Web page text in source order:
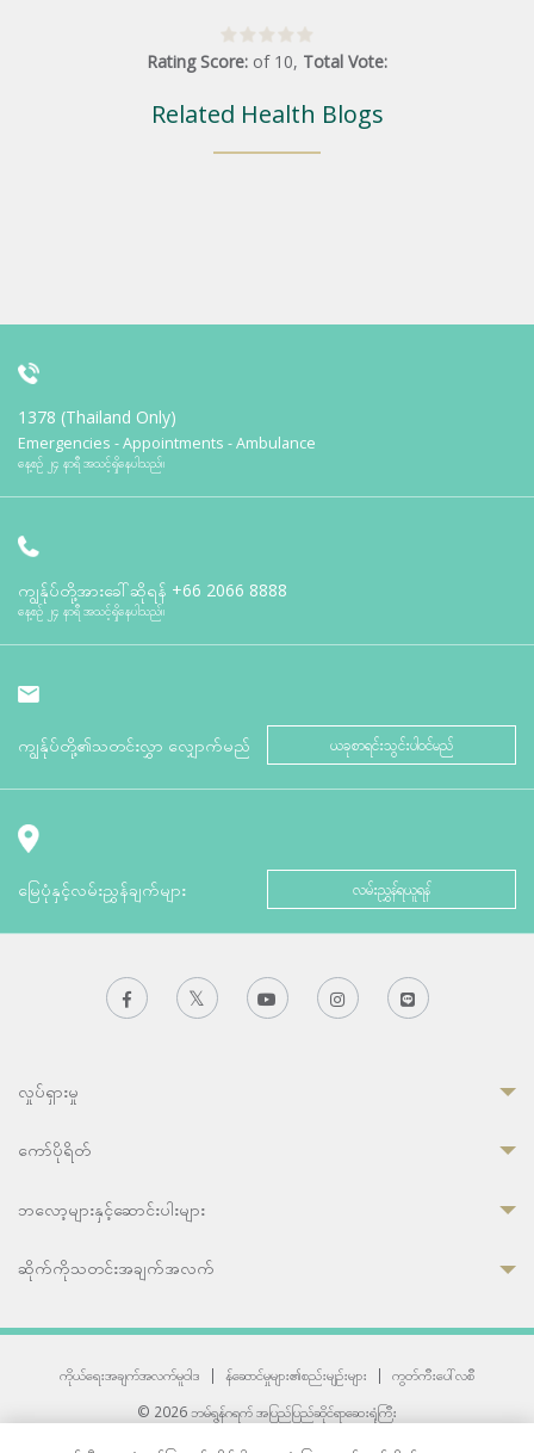
Rating Score: of 10, Total Vote:
Related Health Blogs
1378 (Thailand Only)
Emergencies - Appointments - Ambulance
နေ့စဉ် ၂၄ နာရီ အသင့်ရှိနေပါသည်။
ကျွန်ုပ်တို့အားခေါ်ဆိုရန် +66 2066 8888
နေ့စဉ် ၂၄ နာရီ အသင့်ရှိနေပါသည်။
ကျွန်ုပ်တို့၏သတင်းလွှာ လျှောက်မည် ယခုစာရင်းသွင်းပါဝင်မည်
မြေပုံနှင့်လမ်းညွှန်ချက်များ လမ်းညွှန်ရယူရန်
လှုပ်ရှားမှု
ကော်ပိုရိတ်
ဘလော့များနှင့်ဆောင်းပါးများ
ဆိုက်ကိုသတင်းအချက်အလက်
ကိုယ်ရေးအချက်အလက်မူဝါဒ | န်ဆောင်မှုများ၏စည်းမျဉ်းများ |
ကွတ်ကီးပေါ်လစီ
© 2026 ဘမ်ရွန်ဂရက် အပြည်ပြည်ဆိုင်ရာဆေးရုံကြီး